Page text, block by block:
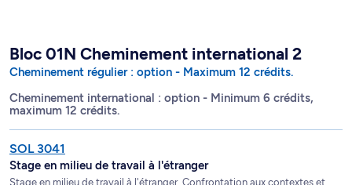
Bloc 01N Cheminement international 2
Cheminement régulier : option - Maximum 12 crédits.
Cheminement international : option - Minimum 6 crédits,
maximum 12 crédits.
SOL 3041
Stage en milieu de travail à l'étranger
Stage en milieu de travail à l'étranger. Confrontation aux contextes et